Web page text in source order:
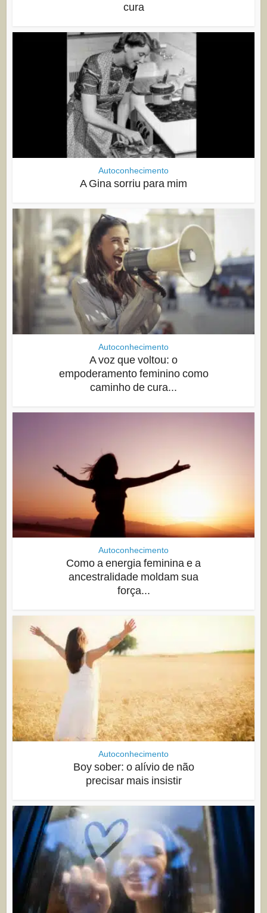
cura
Autoconhecimento
A Gina sorriu para mim
Autoconhecimento
A voz que voltou: o
empoderamento feminino como
caminho de cura...
Autoconhecimento
Como a energia feminina e a
ancestralidade moldam sua
força...
Autoconhecimento
Boy sober: o alívio de não
precisar mais insistir